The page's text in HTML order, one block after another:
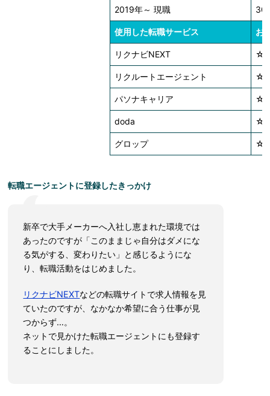
2019年～ 現職 30
使用した転職サービス お
リクナビNEXT ☆
リクルートエージェント
パソナキャリア
doda
グロップ
転職エージェントに登録したきっかけ
新卒で大手メーカーへ入社し恵まれた環境では
あったのですが「このままじゃ自分はダメにな
る気がする、変わりたい」と感じるようにな
り、転職活動をはじめました。
リクナビNEXTなどの転職サイトで求人情報を見
ていたのですが、なかなか希望に合う仕事が見
つからず…。
ネットで見かけた転職エージェントにも登録す
ることにしました。